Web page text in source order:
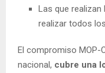
Las que realizan
realizar todos
El compromiso MOP-
nacional, cubre una